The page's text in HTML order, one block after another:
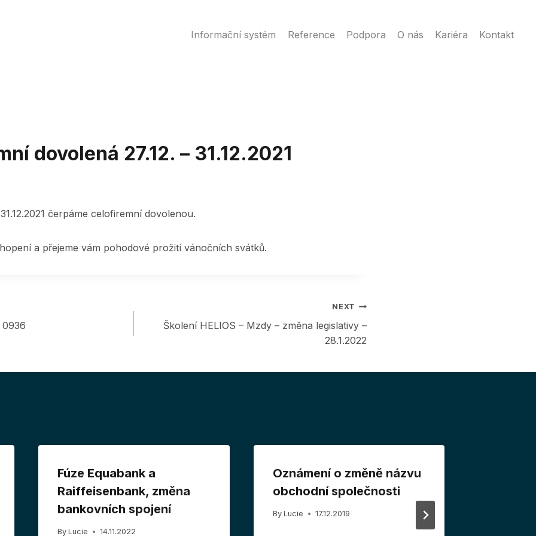
Informační systém Reference Podpora O nás Kariéra Kontakt
dovolená 27.12. – 31.12.2021
čerpáme celofiremní dovolenou.
a přejeme vám pohodové prožití vánočních svátků.
0936
NEXT
Školení HELIOS – Mzdy – změna legislativy –
28.1.2022
Fúze Equabank a
Raiffeisenbank, změna
bankovních spojení
By Lucie 14.11.2022
Oznámení o změně názvu
obchodní společnosti
By Lucie 17.12.2019